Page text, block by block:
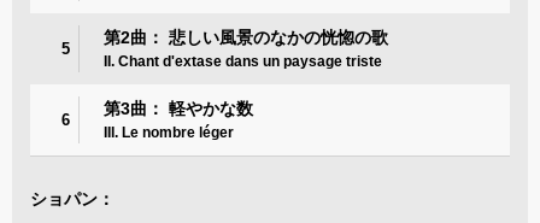
5
第2曲： 悲しい風景のなかの恍惚の歌
II. Chant d'extase dans un paysage triste
6
第3曲： 軽やかな数
III. Le nombre léger
ショパン：